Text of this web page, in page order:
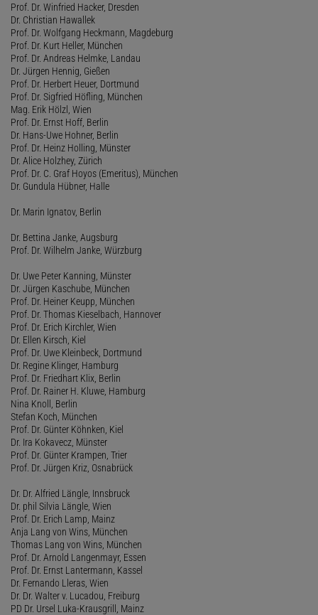
Prof. Dr. Winfried Hacker, Dresden
Dr. Christian Hawallek
Prof. Dr. Wolfgang Heckmann, Magdeburg
Prof. Dr. Kurt Heller, München
Prof. Dr. Andreas Helmke, Landau
Dr. Jürgen Hennig, Gießen
Prof. Dr. Herbert Heuer, Dortmund
Prof. Dr. Sigfried Höfling, München
Mag. Erik Hölzl, Wien
Prof. Dr. Ernst Hoff, Berlin
Dr. Hans-Uwe Hohner, Berlin
Prof. Dr. Heinz Holling, Münster
Dr. Alice Holzhey, Zürich
Prof. Dr. C. Graf Hoyos (Emeritus), München
Dr. Gundula Hübner, Halle
Dr. Marin Ignatov, Berlin
Dr. Bettina Janke, Augsburg
Prof. Dr. Wilhelm Janke, Würzburg
Dr. Uwe Peter Kanning, Münster
Dr. Jürgen Kaschube, München
Prof. Dr. Heiner Keupp, München
Prof. Dr. Thomas Kieselbach, Hannover
Prof. Dr. Erich Kirchler, Wien
Dr. Ellen Kirsch, Kiel
Prof. Dr. Uwe Kleinbeck, Dortmund
Dr. Regine Klinger, Hamburg
Prof. Dr. Friedhart Klix, Berlin
Prof. Dr. Rainer H. Kluwe, Hamburg
Nina Knoll, Berlin
Stefan Koch, München
Prof. Dr. Günter Köhnken, Kiel
Dr. Ira Kokavecz, Münster
Prof. Dr. Günter Krampen, Trier
Prof. Dr. Jürgen Kriz, Osnabrück
Dr. Dr. Alfried Längle, Innsbruck
Dr. phil Silvia Längle, Wien
Prof. Dr. Erich Lamp, Mainz
Anja Lang von Wins, München
Thomas Lang von Wins, München
Prof. Dr. Arnold Langenmayr, Essen
Prof. Dr. Ernst Lantermann, Kassel
Dr. Fernando Lleras, Wien
Dr. Dr. Walter v. Lucadou, Freiburg
PD Dr. Ursel Luka-Krausgrill, Mainz